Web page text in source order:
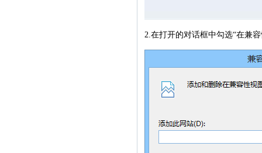
2.在打开的对话框中勾选“在兼